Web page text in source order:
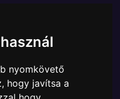
nyomkövető
hogy javítsa a
népszerű terméke a
csomagolásban azaz -